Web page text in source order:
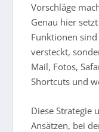
Vorschläge
Genau hier
Funktionen
versteckt,
Mail, Fotos,
Shortcuts und
Diese Strategie
Ansätzen, bei